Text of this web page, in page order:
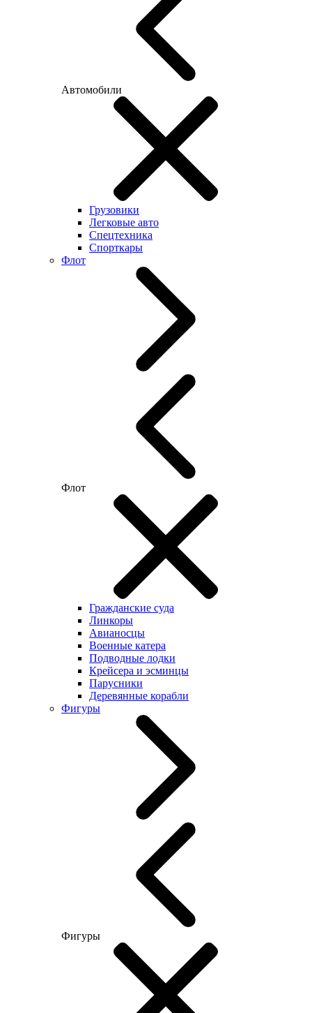
Автомобили
Грузовики
Легковые авто
Спецтехника
Спорткары
Флот
Флот
Гражданские суда
Линкоры
Авианосцы
Военные катера
Подводные лодки
Крейсера и эсминцы
Парусники
Деревянные корабли
Фигуры
Фигуры